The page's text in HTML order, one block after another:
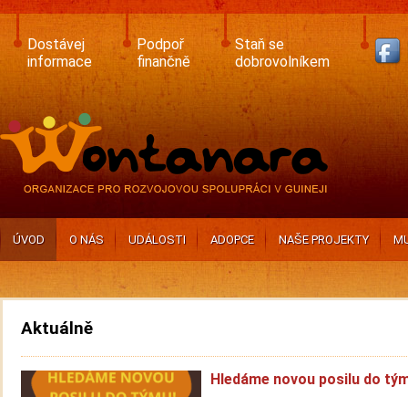
Skip
main
content
Dostávej
informace
Podpoř
finančně
Staň se
dobrovolníkem
ÚVOD O NÁS UDÁLOSTI ADOPCE NAŠE PROJEKTY
Aktuálně
Hledáme novou posilu do